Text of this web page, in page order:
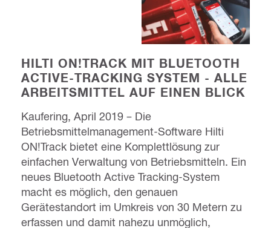
HILTI ON!TRACK MIT BLUETOOTH
ACTIVE-TRACKING SYSTEM - ALLE
ARBEITSMITTEL AUF EINEN BLICK
Kaufering, April 2019 – Die
Betriebsmittelmanagement-Software Hilti
ON!Track bietet eine Komplettlösung zur
einfachen Verwaltung von Betriebsmitteln. Ein
neues Bluetooth Active Tracking-System
macht es möglich, den genauen
Gerätestandort im Umkreis von 30 Metern zu
erfassen und damit nahezu unmöglich,